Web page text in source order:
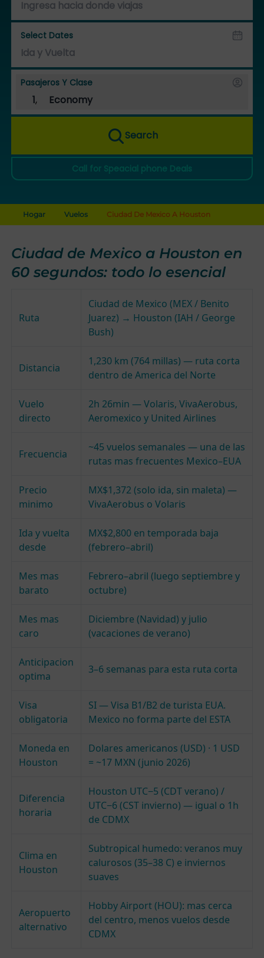
Select Dates
Pasajeros Y Clase
1, Economy
Search
Call for Speacial phone Deals
Hogar Vuelos Ciudad De Mexico A Houston
Ciudad de Mexico a Houston en
60 segundos: todo lo esencial
Ruta
Ciudad de Mexico (MEX / Benito
Juarez) → Houston (IAH / George
Bush)
Distancia
1,230 km (764 millas) — ruta corta
dentro de America del Norte
Vuelo
directo
2h 26min — Volaris, VivaAerobus,
Aeromexico y United Airlines
Frecuencia
~45 vuelos semanales — una de las
rutas mas frecuentes Mexico–EUA
Precio
minimo
MX$1,372 (solo ida, sin maleta) —
VivaAerobus o Volaris
Ida y vuelta
desde
MX$2,800 en temporada baja
(febrero–abril)
Mes mas
barato
Febrero–abril (luego septiembre y
octubre)
Mes mas
caro
Diciembre (Navidad) y julio
(vacaciones de verano)
Anticipacion
optima
3–6 semanas para esta ruta corta
Visa
obligatoria
SI — Visa B1/B2 de turista EUA.
Mexico no forma parte del ESTA
Moneda en
Houston
Dolares americanos (USD) · 1 USD
= ~17 MXN (junio 2026)
Diferencia
horaria
Houston UTC−5 (CDT verano) /
UTC−6 (CST invierno) — igual o 1h
de CDMX
Clima en
Houston
Subtropical humedo: veranos muy
calurosos (35–38 C) e inviernos
suaves
Aeropuerto
alternativo
Hobby Airport (HOU): mas cerca
del centro, menos vuelos desde
CDMX